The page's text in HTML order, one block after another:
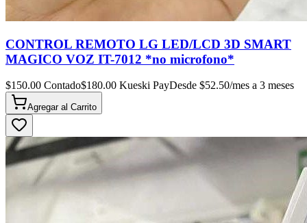
CONTROL REMOTO LG LED/LCD 3D SMART
MAGICO VOZ IT-7012 *no microfono*
$150.00 Contado$180.00 Kueski PayDesde $52.50/mes a 3 meses
Agregar al Carrito